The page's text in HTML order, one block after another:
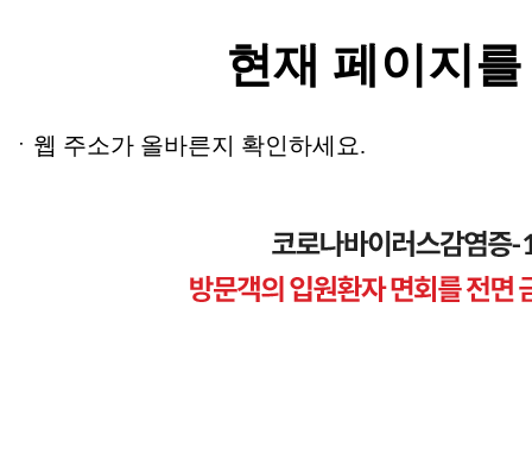
현재 페이지
ㆍ웹 주소가 올바른지 확인하세요.